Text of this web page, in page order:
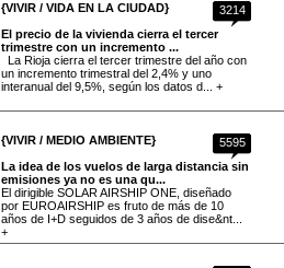
3214
{VIVIR / VIDA EN LA CIUDAD}
El precio de la vivienda cierra el tercer
trimestre con un incremento ...
La Rioja cierra el tercer trimestre del año con
un incremento trimestral del 2,4% y uno
interanual del 9,5%, según los datos d... +
5595
{VIVIR / MEDIO AMBIENTE}
La idea de los vuelos de larga distancia sin
emisiones ya no es una qu...
El dirigible SOLAR AIRSHIP ONE, diseñado
por EUROAIRSHIP es fruto de más de 10
años de I+D seguidos de 3 años de dise&nt...
+